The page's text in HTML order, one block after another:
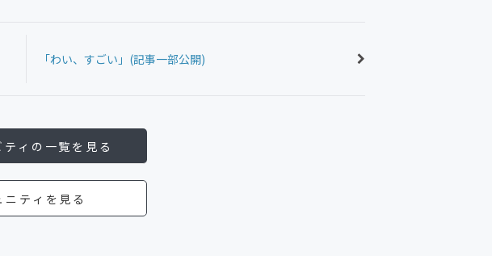
「わい、すごい」(記事一部公開)
ティの一覧を見る
ニティを見る